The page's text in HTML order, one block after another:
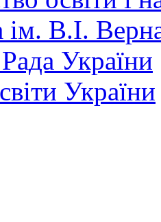
ім. В.І.
України
України